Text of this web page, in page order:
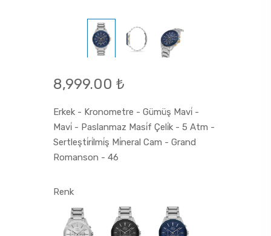
8,999.00 ₺
Erkek - Kronometre - Gümüş Mavi̇ -
Mavi̇ - Paslanmaz Masi̇f Çeli̇k - 5 Atm -
Sertleşti̇ri̇lmi̇ş Mi̇neral Cam - Grand
Romanson - 46
Renk